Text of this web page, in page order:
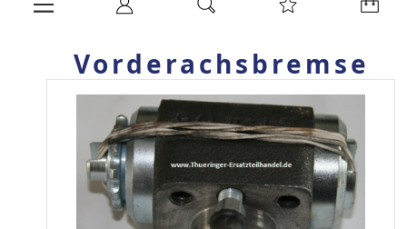
Vorderachsbremse